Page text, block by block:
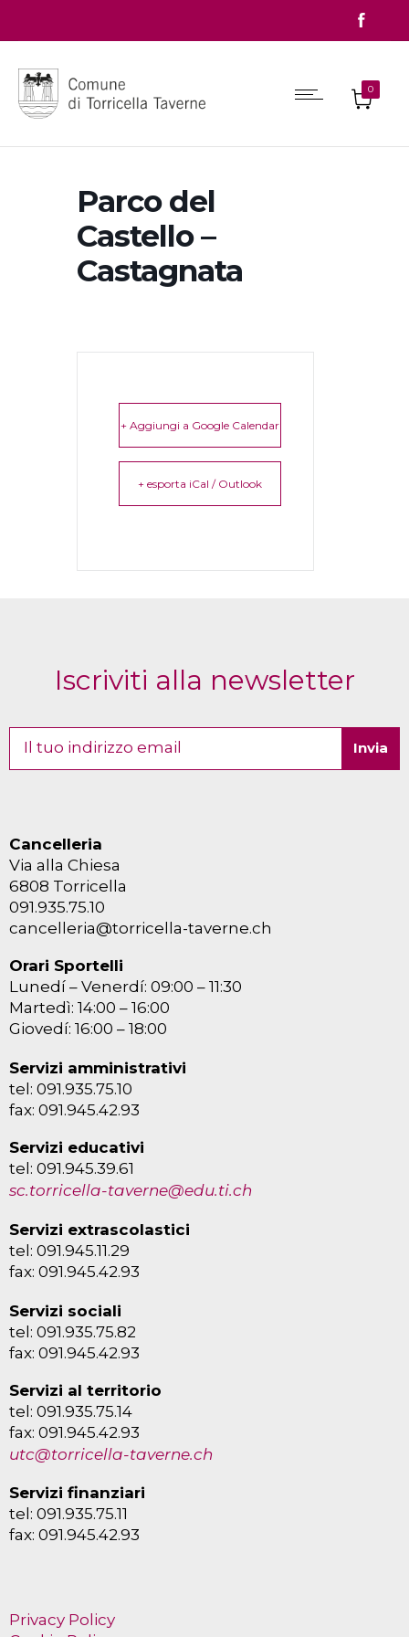
0
Parco del
Castello –
Castagnata
+ Aggiungi a Google Calendar
+ esporta iCal / Outlook
Iscriviti alla newsletter
Cancelleria
Via alla Chiesa
6808 Torricella
091.935.75.10
cancelleria@torricella-taverne.ch
Orari Sportelli
Lunedí – Venerdí: 09:00 – 11:30
Martedì: 14:00 – 16:00
Giovedí: 16:00 – 18:00
Servizi amministrativi
tel: 091.935.75.10
fax: 091.945.42.93
Servizi educativi
tel: 091.945.39.61
sc.torricella-taverne@edu.ti.ch
Servizi extrascolastici
tel: 091.945.11.29
fax: 091.945.42.93
Servizi sociali
tel: 091.935.75.82
fax: 091.945.42.93
Servizi al territorio
tel: 091.935.75.14
fax: 091.945.42.93
utc@torricella-taverne.ch
Servizi finanziari
tel: 091.935.75.11
fax: 091.945.42.93
Privacy Policy